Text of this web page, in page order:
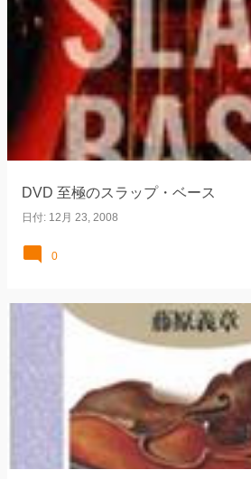
DVD 至極のスラップ・ベース
日付: 12月 23, 2008
0